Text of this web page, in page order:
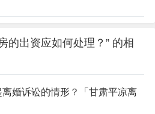
的出资应如何处理？” 的相
婚诉讼的情形？「甘肃平凉离